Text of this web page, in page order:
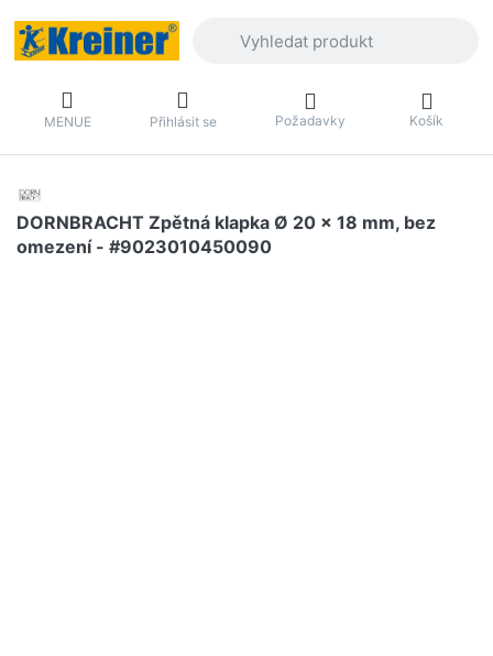
MENUE Přihlásit se Požadavky Košík
DORNBRACHT Zpětná klapka Ø 20 x 18 mm, bez
omezení - #9023010450090